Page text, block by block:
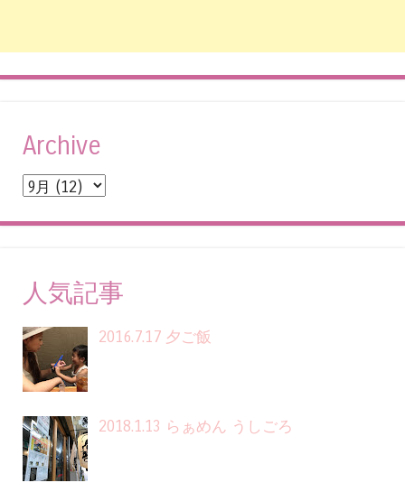
Archive
人気記事
2016.7.17 夕ご飯
2018.1.13 らぁめん うしごろ